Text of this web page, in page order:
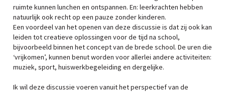
ruimte kunnen lunchen en ontspannen. En: leerkrachten hebben
natuurlijk ook recht op een pauze zonder kinderen.
Een voordeel van het openen van deze discussie is dat zij ook kan
leiden tot creatieve oplossingen voor de tijd na school,
bijvoorbeeld binnen het concept van de brede school. De uren die
‘vrijkomen’, kunnen benut worden voor allerlei andere activiteiten:
muziek, sport, huiswerkbegeleiding en dergelijke.
Ik wil deze discussie voeren vanuit het perspectief van de